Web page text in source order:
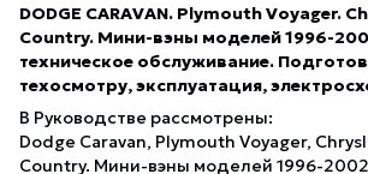
DODGE CARAVAN. Plymouth Voyager.
Country. Мини-вэны моделей 1996-
техническое обслуживание.
техосмотру, эксплуатация,
В Руководстве рассмотрены:
Dodge Caravan, Plymouth Voyager,
Country. Мини-вэны моделей 1996-2002